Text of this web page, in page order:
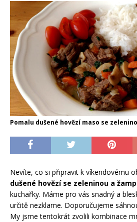
Pomalu dušené hovězí maso se
Nevíte, co si připravit k víkendovému
dušené hovězí se zeleninou a
kuchařky. Máme pro vás snadný a
určitě nezklame. Doporučujeme
My jsme tentokrát zvolili kombinace